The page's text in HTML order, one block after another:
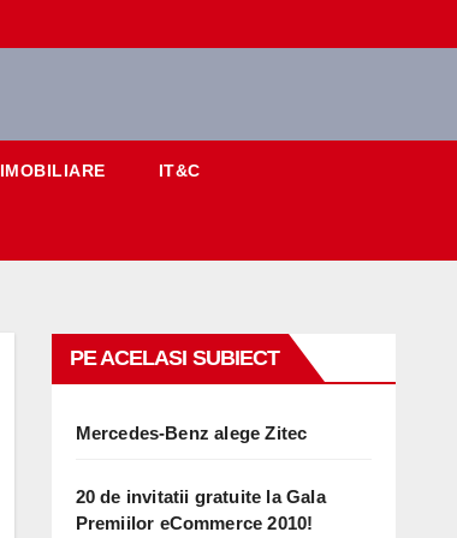
IMOBILIARE IT&C
PE ACELASI SUBIECT
Mercedes-Benz alege Zitec
20 de invitatii gratuite la Gala
Premiilor eCommerce 2010!